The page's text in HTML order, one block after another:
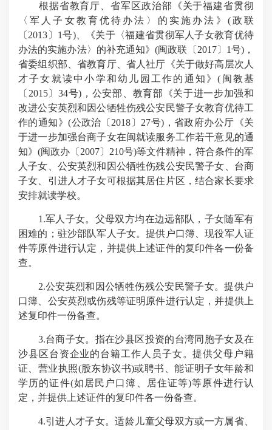
根据省教育厅、省军区政治部《关于福建省贯彻
〈军人子女教育优待办法〉的实施办法》(政联
〔2013〕1号)、《关于〈福建省贯彻军人子女教育优待
办法的实施办法〉的补充通知》(闽政联〔2017〕1号)，
省委组织部、省教育厅、省人社厅《关于做好高层次人
才子女就读中小学和幼儿园工作的通知》(闽教基
〔2015〕34号)，公安部、教育部《关于进一步加强和
改进公安英烈和因公牺牲伤残公安民警子女教育优待工
作的通知》(公政治〔2018〕27号)，省政府办公厅《关
于进一步加强台商子女在闽就读服务工作若干意见的通
知》(闽政办〔2007〕210号)等文件精神，符合条件的军
人子女、公安英烈和因公牺牲伤残公安民警子女、台商
子女、引进人才子女可根据其居住片区，结合家长要求
安排就读学校。
1.军人子女。父母双方均在边远部队，子女随军有
困难的；驻沙部队军人子女。提供户口簿、现役军人证
件等原件进行认定，并提供上述证件的复印件各一份备
查。
2.公安英烈和因公牺牲伤残公安民警子女。提供户
口簿、公安英烈或伤残等证明原件进行认定，并提供上
述复印件一份备查。
3.台商子女。指在沙县区投资的台湾同胞子女及在
沙县区台资企业的台籍工作人员子女。提供父母户籍
证、营业执照(股东协议书)或聘书、能证明子女年龄和
学历的证件(如居民户口簿、居住证等)等原件进行认
定，并提供上述证件的复印件各一份备查。
4.引进人才子女。适龄儿童父母双方或一方属省、